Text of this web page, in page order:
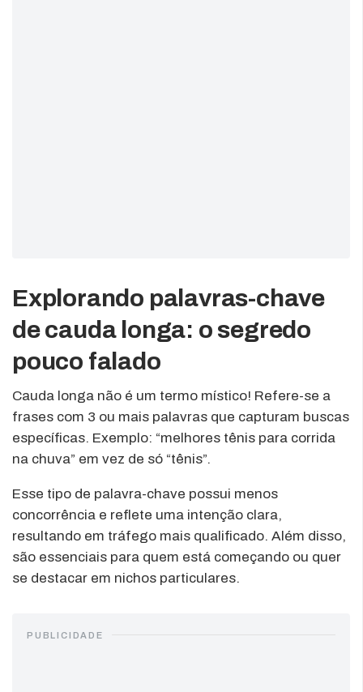
Explorando palavras-chave
de cauda longa: o segredo
pouco falado
Cauda longa não é um termo místico! Refere-se a
frases com 3 ou mais palavras que capturam buscas
específicas. Exemplo: “melhores tênis para corrida
na chuva” em vez de só “tênis”.
Esse tipo de palavra-chave possui menos
concorrência e reflete uma intenção clara,
resultando em tráfego mais qualificado. Além disso,
são essenciais para quem está começando ou quer
se destacar em nichos particulares.
PUBLICIDADE